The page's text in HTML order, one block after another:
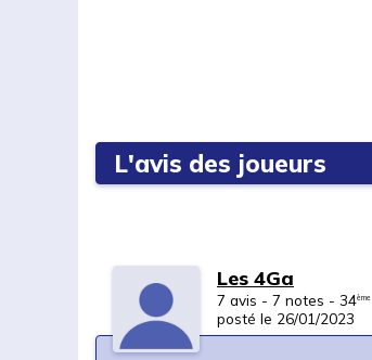
L'avis des joueurs
Les 4Ga
7 avis - 7 notes - 34ème
posté le 26/01/2023